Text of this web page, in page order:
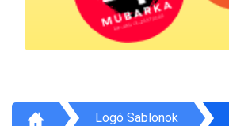
Logó Sablonok